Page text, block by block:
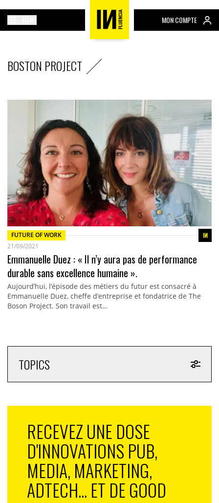
MON COMPTE
BOSTON PROJECT
FUTURE OF WORK
21/09/2021
Emmanuelle Duez : « Il n’y aura pas de performance
durable sans excellence humaine ».
Aujourd’hui, l’épisode des métiers du futur est consacré à
Emmanuelle Duez, cheffe d’entreprise et fondatrice de The
Boson Project. Son travail est…
TOPICS
RECEVEZ UNE DOSE
D'INNOVATIONS PUB,
MEDIA, MARKETING,
ADTECH... ET DE GOOD